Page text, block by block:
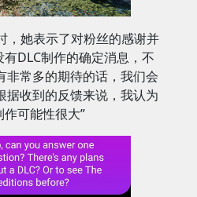
，她表示了对粉丝的感谢并
有DLC制作的确定消息，不
非常多的期待的话，我们会
据收到的反馈来说，我认为
作可能性很大”